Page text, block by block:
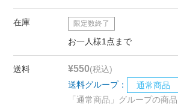
在庫 限定数終了
お一人様1点まで
送料 ¥550(税込)
送料グループ：
通常商品
「通常商品」グループの商